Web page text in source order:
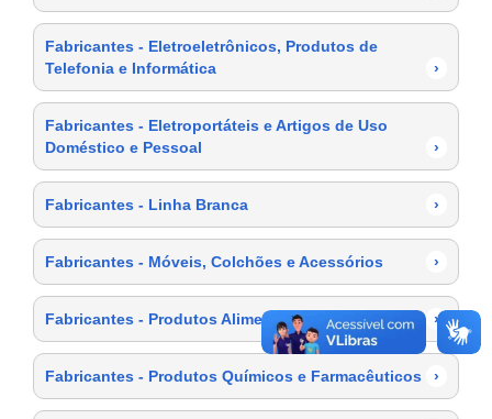
Fabricantes - Eletroeletrônicos, Produtos de
Telefonia e Informática
›
Fabricantes - Eletroportáteis e Artigos de Uso
Doméstico e Pessoal
›
Fabricantes - Linha Branca ›
Fabricantes - Móveis, Colchões e Acessórios ›
Fabricantes - Produtos Alimentícios ›
Fabricantes - Produtos Químicos e Farmacêuticos ›